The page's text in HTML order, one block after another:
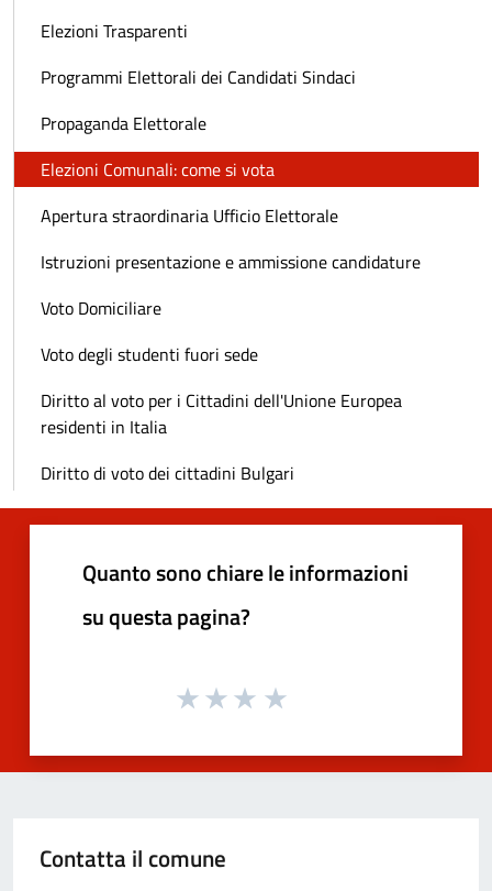
Elezioni Trasparenti
Programmi Elettorali dei Candidati Sindaci
Propaganda Elettorale
Elezioni Comunali: come si vota
Apertura straordinaria Ufficio Elettorale
Istruzioni presentazione e ammissione candidature
Voto Domiciliare
Voto degli studenti fuori sede
Diritto al voto per i Cittadini dell'Unione Europea
residenti in Italia
Diritto di voto dei cittadini Bulgari
Quanto sono chiare le informazioni
su questa pagina?
Contatta il comune